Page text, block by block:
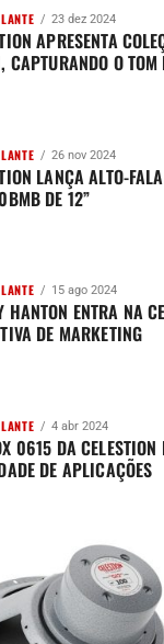
23 dez 2024
APRESENTA
CAPTURANDO O TOM
26 nov 2024
LANÇA ALTO-
DE 12”
15 ago 2024
HANTON ENTRA NA
DE MARKETING
4 abr 2024
0615 DA
DE APLICAÇÕES